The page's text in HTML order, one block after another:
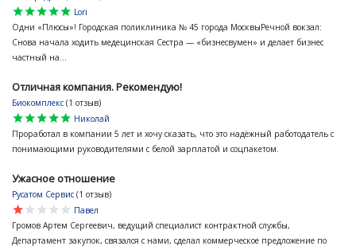
star
star
star
star
star
Lori
Одни «Плюсы»! Городская поликлиника № 45 города МосквыРечной вокзал:
Снова начала ходить медецинская Сестра — «бизнесвумен» и делает бизнес
частный на...
Отличная компания. Рекомендую!
Биокомплекс (1 отзыв)
star
star
star
star
star
Николай
Проработал в компании 5 лет и хочу сказать, что это надёжный работодатель с
понимающими руководителями с белой зарплатой и соцпакетом.
Ужасное отношение
Русатом Сервис (1 отзыв)
star
star
star
star
star
Павел
Громов Артем Сергеевич, ведущий специалист контрактной службы,
Департамент закупок, связался с нами, сделал коммерческое предложение по